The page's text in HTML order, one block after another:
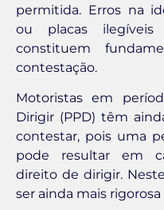
permitida. Erros na
ou placas
constituem
contestação.
Motoristas em
Dirigir (PPD) têm
contestar, pois uma
pode resultar em
direito de dirigir.
ser ainda mais